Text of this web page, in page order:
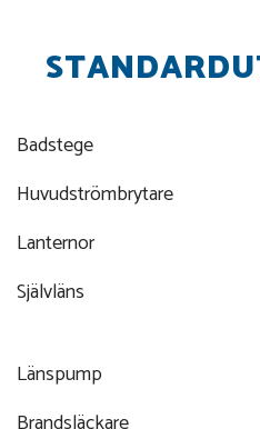
Badstege
Huvudströmbrytare
Lanternor
Självläns
Länspump